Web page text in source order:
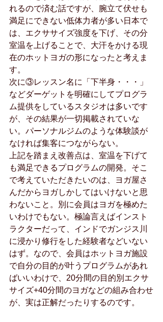
れるので済む話ですが、腕立て伏せも
満足にできない低体力者が多い日本で
は、エクササイズ強度を下げ、その分
室温を上げることで、大汗をかける現
在のホットヨガの形になったと考えま
す。
次に③レッスン名に「下半身・・・」
などダーゲットを明確にしてプログラ
ム提供をしているスタジオは多いです
が、その結果が一切掲載されていな
い。パーソナルジムのような体験談が
なければ集客につながらない。
上記を踏まえ改善点は、室温を下げて
も満足できるプログラムの開発。そこ
で考えていただきたいのは、ヨガ屋さ
んだからヨガしかしてはいけないと思
わないこと。別に会員はヨガを極めた
いわけでもない。極論言えばインスト
ラクターだって、インドでガンジス川
に浸かり修行をした経験者などいない
はず。なので、会員はホットヨガ施設
で自分の目的が叶うプログラムがあれ
ばいいわけで、20分間の目的別エクサ
サイズ+40分間のヨガなどの組み合わせ
が、実は正解だったりするのです。